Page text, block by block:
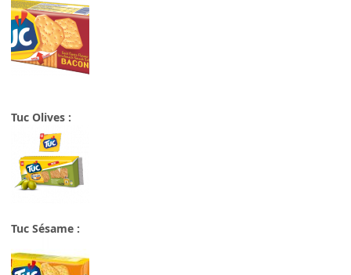
Tuc Olives :
Tuc Sésame :